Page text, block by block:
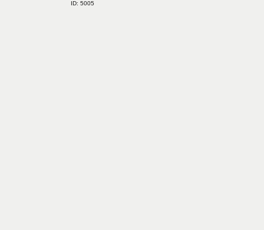
ID: 5005